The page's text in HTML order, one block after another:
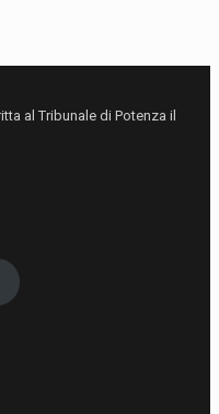
al Tribunale di Potenza il